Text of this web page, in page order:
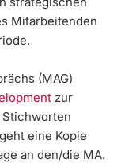
Mitarbeitenden
(MAG)
zur
eine Kopie
an den/die MA.